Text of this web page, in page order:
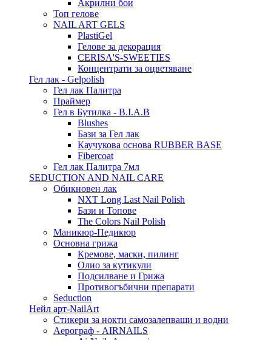
Акрилни бои
Топ гелове
NAIL ART GELS
PlastiGel
Гелове за декорация
CERISA'S-SWEETIES
Концентрати за оцветяване
Гел лак - Gelpolish
Гел лак Палитра
Праймер
Гел в Бутилка - B.I.A.B
Blushes
Бази за Гел лак
Каучукова основа RUBBER BASE
Fibercoat
Гел лак Палитра 7мл
SEDUCTION AND NAIL CARE
Обикновен лак
NXT Long Last Nail Polish
Бази и Топове
The Colors Nail Polish
Маникюр-Педикюр
Основна грижа
Кремове, маски, пилинг
Олио за кутикули
Подсилване и Грижа
Противогъбични препарати
Seduction
Нейл арт-NailArt
Стикери за нокти самозалепващи и водни
Аерограф - AIRNAILS